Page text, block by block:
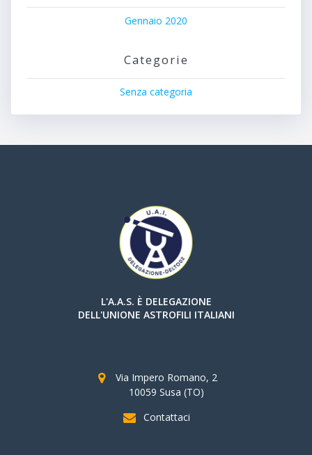
Gennaio 2020
Categorie
Senza categoria
L'A.A.S. È DELEGAZIONE
DELL'UNIONE ASTROFILI ITALIANI
Via Impero Romano, 2
10059 Susa (TO)
Contattaci